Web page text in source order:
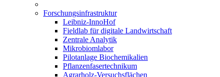
Forschungsinfrastruktur
Leibniz-InnoHof
Fieldlab für digitale Landwirtschaft
Zentrale Analytik
Mikrobiomlabor
Pilotanlage Biochemikalien
Pflanzenfasertechnikum
Agrarholz-Versuchsflächen